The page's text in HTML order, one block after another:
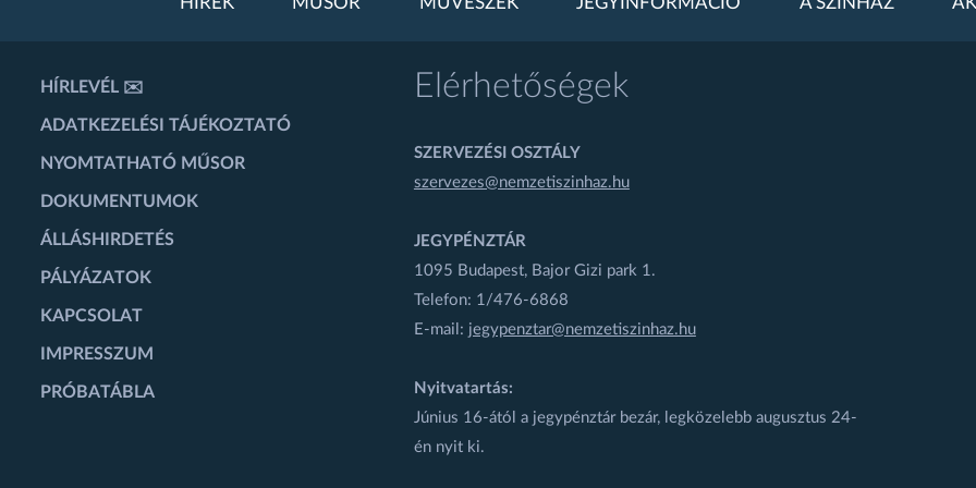
HÍREK MŰSOR MŰVÉSZEK JEGYINFORMÁCIÓ A SZÍNHÁZ
HÍRLEVÉL ✉️
ADATKEZELÉSI TÁJÉKOZTATÓ
NYOMTATHATÓ MŰSOR
DOKUMENTUMOK
ÁLLÁSHIRDETÉS
PÁLYÁZATOK
KAPCSOLAT
IMPRESSZUM
PRÓBATÁBLA
Elérhetőségek
SZERVEZÉSI OSZTÁLY
szervezes@nemzetiszinhaz.hu
JEGYPÉNZTÁR
1095 Budapest, Bajor Gizi park 1.
Telefon: 1/476-6868
E-mail: jegypenztar@nemzetiszinhaz.hu
Nyitvatartás:
Június 16-ától a jegypénztár bezár, legközelebb augusztus 24-
én nyit ki.